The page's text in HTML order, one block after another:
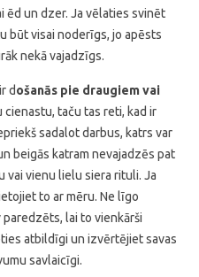
ēd un dzer. Ja vēlaties svinēt
būt visai noderīgs, jo apēsts
nekā vajadzīgs.
došanās pie draugiem vai
cienastu, taču tas reti, kad ir
sadalot darbus, katrs var
beigās katram nevajadzēs pat
vai vienu lielu siera rituli. Ja
to ar mēru. Ne līgo
lai to vienkārši
atbildīgi un izvērtējiet savas
savlaicīgi.